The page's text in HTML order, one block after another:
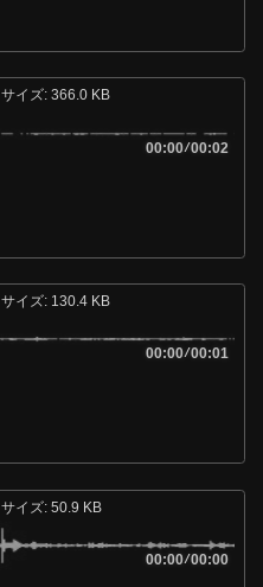
サイズ: 366.0 KB
00:00/00:02
サイズ: 130.4 KB
00:00/00:01
サイズ: 50.9 KB
00:00/00:00